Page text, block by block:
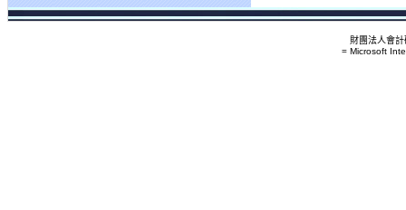
財團法人會
= Microsoft